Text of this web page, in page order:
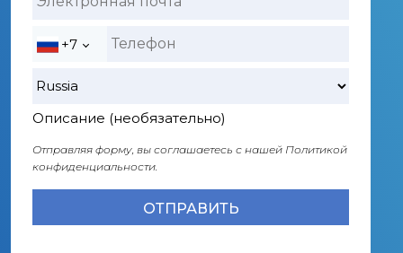
+7
Описание (необязательно)
Отправляя форму, вы соглашаетесь с нашей Политикой
конфиденциальности.